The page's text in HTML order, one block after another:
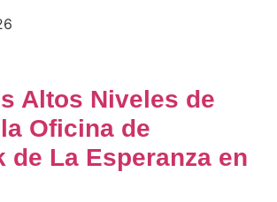
Altos Niveles de
Oficina de
de La Esperanza en